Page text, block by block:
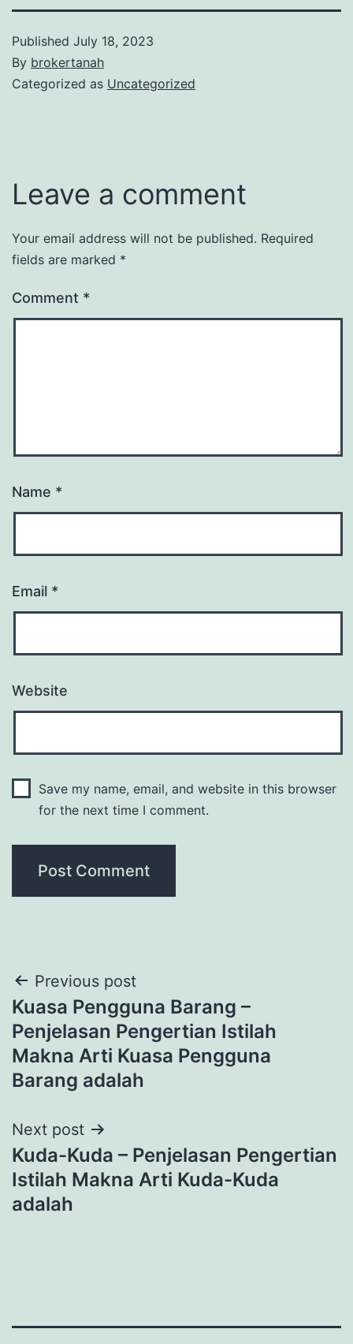
Published July 18, 2023
By brokertanah
Categorized as Uncategorized
Leave a comment
Your email address will not be published. Required
fields are marked *
Comment *
Name *
Email *
Website
Save my name, email, and website in this browser
for the next time I comment.
Post
navigation
Previous post
Kuasa Pengguna Barang –
Penjelasan Pengertian Istilah
Makna Arti Kuasa Pengguna
Barang adalah
Next post
Kuda-Kuda – Penjelasan Pengertian
Istilah Makna Arti Kuda-Kuda
adalah